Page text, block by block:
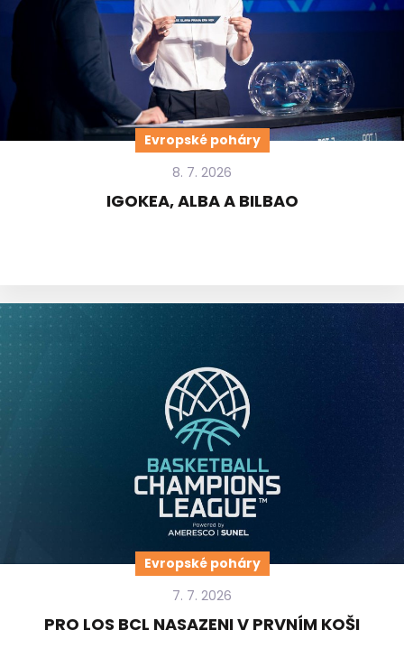
Evropské poháry
8. 7. 2026
IGOKEA, ALBA A BILBAO
Evropské poháry
7. 7. 2026
PRO LOS BCL NASAZENI V PRVNÍM KOŠI